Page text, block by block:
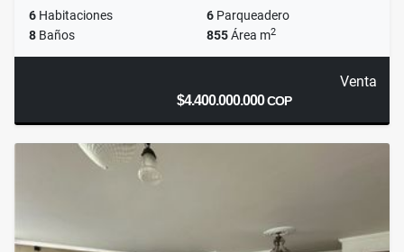
6 Habitaciones 6 Parqueadero
8 Baños 855Área m2
Venta
$4.400.000.000COP